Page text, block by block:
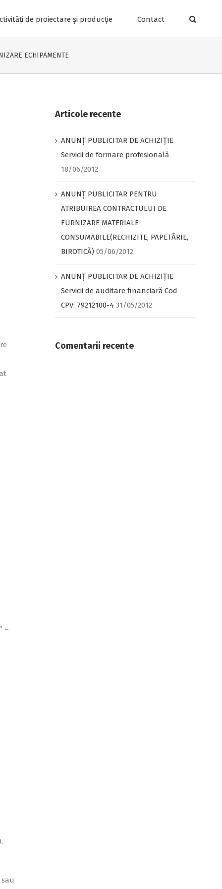
de proiectare și producție Contact
ECHIPAMENTE
–
Articole recente
ANUNŢ PUBLICITAR DE ACHIZIŢIE
Servicii de formare profesională
18/06/2012
ANUNȚ PUBLICITAR PENTRU
ATRIBUIREA CONTRACTULUI DE
FURNIZARE MATERIALE
CONSUMABILE(RECHIZITE, PAPETĂRIE,
BIROTICĂ) 05/06/2012
ANUNŢ PUBLICITAR DE ACHIZIŢIE
Servicii de auditare financiară Cod
CPV: 79212100-4 31/05/2012
Comentarii recente